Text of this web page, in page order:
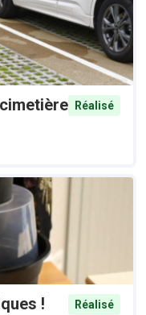
Réalisé
!
Réalisé